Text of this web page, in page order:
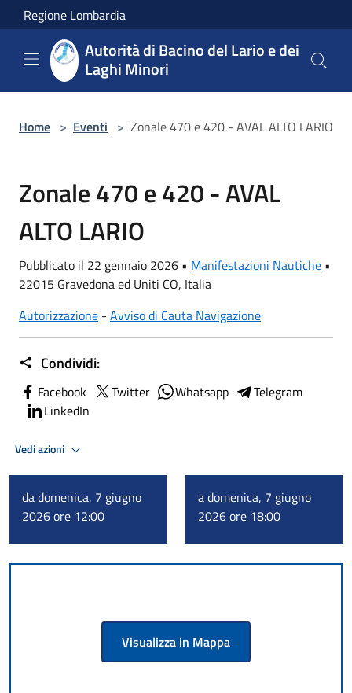
Salta al contenuto principale
Regione Lombardia
Autorità di Bacino del Lario e dei
Laghi Minori
Home > Eventi > Zonale 470 e 420 - AVAL ALTO LARIO
Zonale 470 e 420 - AVAL
ALTO LARIO
Pubblicato il 22 gennaio 2026 • Manifestazioni Nautiche •
22015 Gravedona ed Uniti CO, Italia
Autorizzazione - Avviso di Cauta Navigazione
Condividi:
Facebook Twitter Whatsapp
Telegram
LinkedIn
Vedi azioni
da domenica, 7 giugno
2026 ore 12:00
a domenica, 7 giugno
2026 ore 18:00
Visualizza in Mappa